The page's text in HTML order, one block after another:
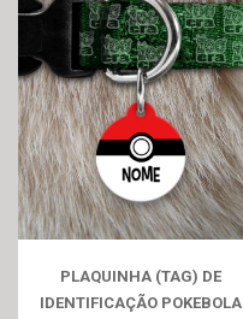
PLAQUINHA (TAG) DE
IDENTIFICAÇÃO POKEBOLA